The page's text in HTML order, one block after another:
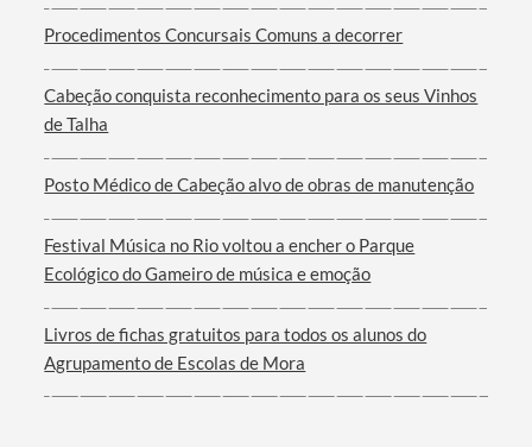
Termo de Pesquisa
Categorias gerais
Filtros
Procedimentos Concursais Comuns a decorrer
Cabeção conquista reconhecimento para os seus Vinhos
de Talha
Posto Médico de Cabeção alvo de obras de manutenção
Festival Música no Rio voltou a encher o Parque
Ecológico do Gameiro de música e emoção
Livros de fichas gratuitos para todos os alunos do
Agrupamento de Escolas de Mora